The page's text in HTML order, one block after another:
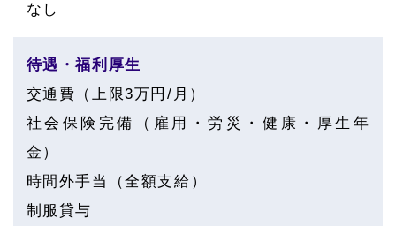
なし
待遇・福利厚生
交通費（上限3万円/月）
社会保険完備（雇用・労災・健康・厚生年
金）
時間外手当（全額支給）
制服貸与